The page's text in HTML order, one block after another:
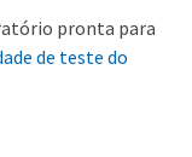
pronta para
de teste do